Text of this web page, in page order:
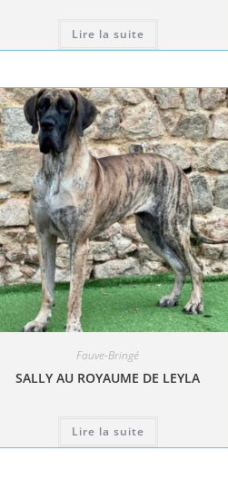
Lire la suite
Fauve-Bringé
SALLY AU ROYAUME DE LEYLA
Lire la suite